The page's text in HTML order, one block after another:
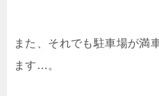
また、それでも駐車場が満
ます…。